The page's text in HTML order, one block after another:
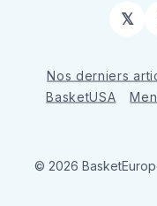
𝕏
Nos derniers
BasketUSA
© 2026